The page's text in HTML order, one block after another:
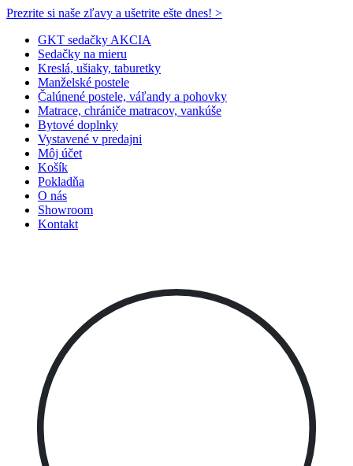
Prezrite si naše zľavy a ušetrite ešte dnes! >​
GKT sedačky AKCIA
Sedačky na mieru
Kreslá, ušiaky, taburetky
Manželské postele
Čalúnené postele, váľandy a pohovky
Matrace, chrániče matracov, vankúše
Bytové doplnky
Vystavené v predajni
Môj účet
Košík
Pokladňa
O nás
Showroom
Kontakt